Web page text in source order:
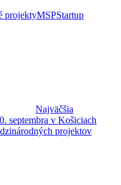
projektyMSPStartup
Najväčšia
septembra v Košiciach
projektov